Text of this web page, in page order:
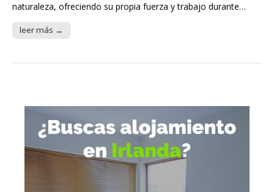
naturaleza, ofreciendo su propia fuerza y trabajo durante…
leer más →